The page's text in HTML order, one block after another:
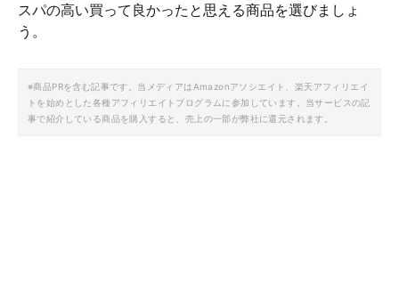
スパの高い買って良かったと思える商品を選びましょ
う。
※商品PRを含む記事です。当メディアはAmazonアソシエイト、楽天アフィリエイ
トを始めとした各種アフィリエイトプログラムに参加しています。当サービスの記
事で紹介している商品を購入すると、売上の一部が弊社に還元されます。